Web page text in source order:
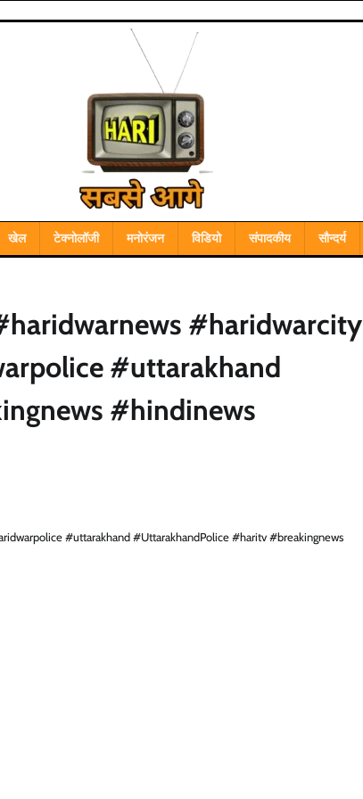
खेल टेक्नोलॉजी मनोरंजन विडियो संपादकीय सौन्दर्य
#haridwarcity
#uttarakhand
#hindinews
#uttarakhand #UttarakhandPolice #haritv #breakingnews